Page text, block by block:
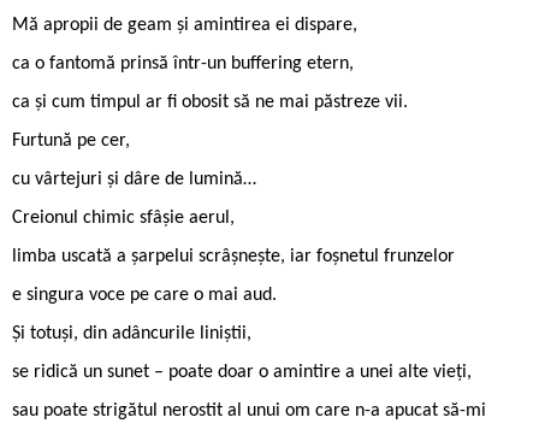
Mă apropii de geam și amintirea ei dispare,
ca o fantomă prinsă într-un buffering etern,
ca și cum timpul ar fi obosit să ne mai păstreze vii.
Furtună pe cer,
cu vârtejuri și dâre de lumină…
Creionul chimic sfâșie aerul,
limba uscată a șarpelui scrâșnește, iar foșnetul frunzelor
e singura voce pe care o mai aud.
Și totuși, din adâncurile liniștii,
se ridică un sunet – poate doar o amintire a unei alte vieți,
sau poate strigătul nerostit al unui om care n-a apucat să-mi